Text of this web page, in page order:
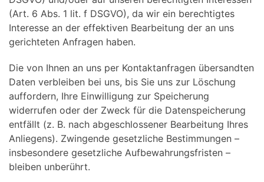
(Art. 6 Abs. 1 lit. f DSGVO), da wir ein berechtigtes
Interesse an der effektiven Bearbeitung der an uns
gerichteten Anfragen haben.
Die von Ihnen an uns per Kontaktanfragen übersandten
Daten verbleiben bei uns, bis Sie uns zur Löschung
auffordern, Ihre Einwilligung zur Speicherung
widerrufen oder der Zweck für die Datenspeicherung
entfällt (z. B. nach abgeschlossener Bearbeitung Ihres
Anliegens). Zwingende gesetzliche Bestimmungen –
insbesondere gesetzliche Aufbewahrungsfristen –
bleiben unberührt.